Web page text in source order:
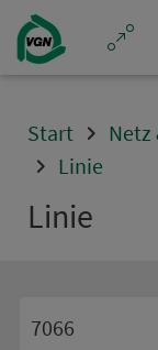
Navigation
Start Netz
Linie
Linie